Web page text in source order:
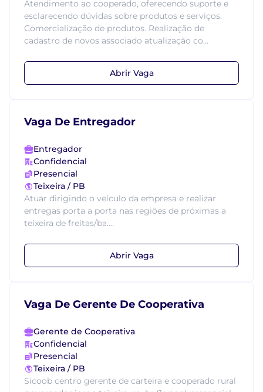
Atendimento ao cooperado, oferecendo suporte e
esclarecendo dúvidas sobre produtos e serviços.
Comercialização de produtos. Realização de
cadastro de novos associado atualização co...
Abrir Vaga
Vaga De Entregador
Entregador
Confidencial
Presencial
Teixeira / PB
Atuar dirigindo o veículo da empresa e realizar
entregas porta a porta nas regiões de próximas a
teixeira de freitas/ba....
Abrir Vaga
Vaga De Gerente De Cooperativa
Gerente de Cooperativa
Confidencial
Presencial
Teixeira / PB
Sicoob centro gerente de carteira e cooperado rural